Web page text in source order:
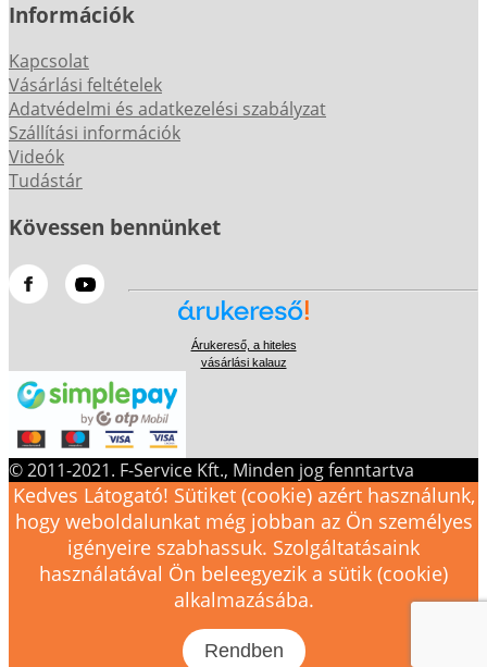
Információk
Kapcsolat
Vásárlási feltételek
Adatvédelmi és adatkezelési szabályzat
Szállítási információk
Videók
Tudástár
Kövessen bennünket
Árukereső, a hiteles
vásárlási kalauz
© 2011-2021. F-Service Kft., Minden jog fenntartva
Kedves Látogató! Sütiket (cookie) azért használunk,
hogy weboldalunkat még jobban az Ön személyes
igényeire szabhassuk. Szolgáltatásaink
használatával Ön beleegyezik a sütik (cookie)
alkalmazásába.
Rendben